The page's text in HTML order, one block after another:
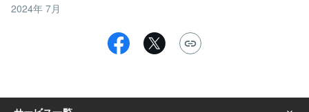
2024年 7月